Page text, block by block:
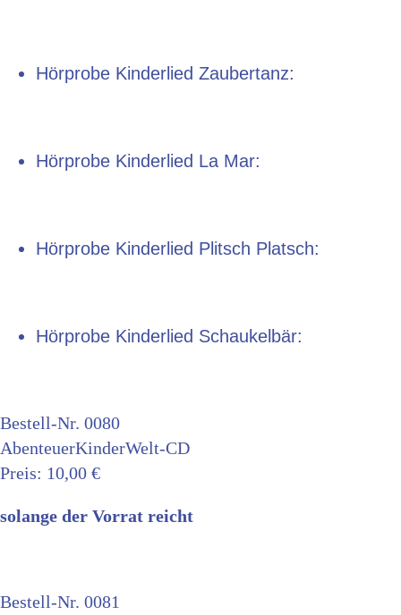
Hörprobe Kinderlied Zaubertanz:
Hörprobe Kinderlied La Mar:
Hörprobe Kinderlied Plitsch Platsch:
Hörprobe Kinderlied Schaukelbär:
Bestell-Nr. 0080
AbenteuerKinderWelt-CD
Preis: 10,00 €
solange der Vorrat reicht
Bestell-Nr. 0081